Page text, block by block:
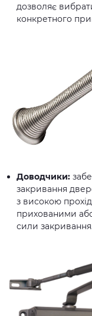
дозволяє
конкретного
Доводчики:
закривання
з високою
прихованими
сили закривання.